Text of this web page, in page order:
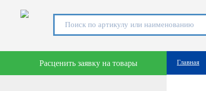
Расценить заявку на товары Главная